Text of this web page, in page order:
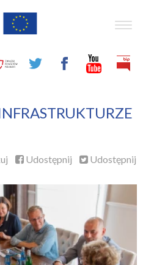
Udostępnij Udostępnij